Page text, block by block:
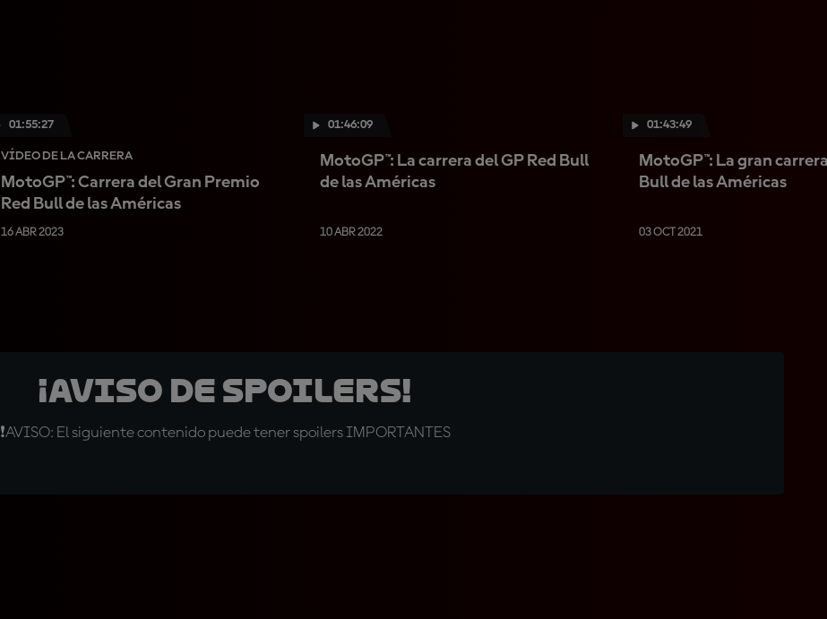
01:55:27
VÍDEO DE LA CARRERA
MotoGP™: Carrera del Gran Premio
Red Bull de las Américas
16 ABR 2023
01:46:09
MotoGP™: La carrera del GP Red Bull
de las Américas
10 ABR 2022
01:43:49
MotoGP™: La gran
Bull de las Américas
03 OCT 2021
¡AVISO DE SPOILERS!
❗AVISO: El siguiente contenido puede tener spoilers IMPORTANTES